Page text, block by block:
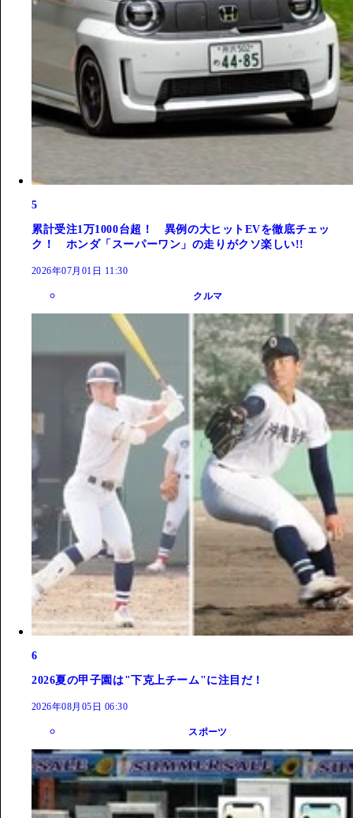
5
累計受注1万1000台超！ 異例の大ヒットEVを徹底チェッ
ク！ ホンダ「スーパーワン」の走りがクソ楽しい!!
2026年07月01日 11:30
クルマ
6
2026夏の甲子園は"下克上チーム"に注目だ！
2026年08月05日 06:30
スポーツ